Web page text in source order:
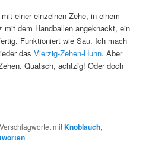
einer einzelnen Zehe, in einem
dem Handballen angeknackt, ein
Funktioniert wie Sau. Ich mach
dasVierzig-Zehen-Huhn. Aber
Quatsch, achtzig! Oder doch
Verschlagwortet mitKnoblauch,